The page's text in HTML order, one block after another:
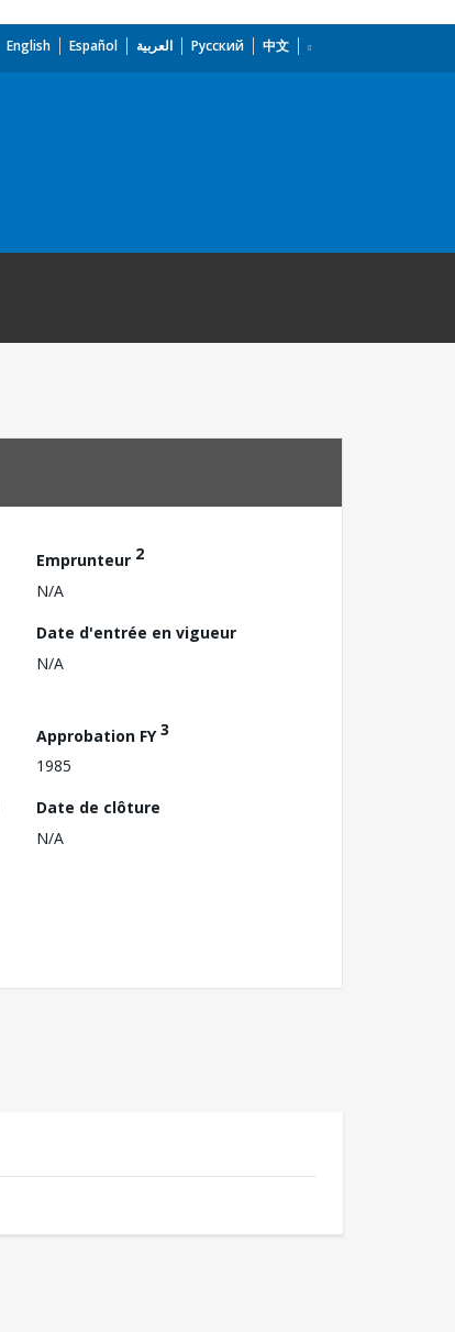
English Español العربية Русский 中文
Emprunteur 2
N/A
Date d'entrée en vigueur
N/A
Approbation FY3
1985
Date de clôture
N/A